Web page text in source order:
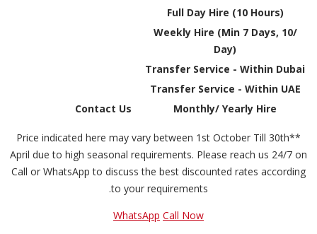
Full Day Hire (10 Hours)
Weekly Hire (Min 7 Days, 10/
Day)
Transfer Service - Within Dubai
Transfer Service - Within UAE
Monthly/ Yearly Hire
Contact Us
**Price indicated here may vary between 1st October Till 30th
April due to high seasonal requirements. Please reach us 24/7 on
Call or WhatsApp to discuss the best discounted rates according
to your requirements.
WhatsApp Call Now